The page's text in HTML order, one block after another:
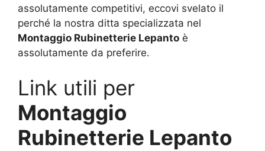
assolutamente competitivi, eccovi svelato il
perché la nostra ditta specializzata nel
Montaggio Rubinetterie Lepanto è
assolutamente da preferire.
Link utili per
Montaggio
Rubinetterie Lepanto